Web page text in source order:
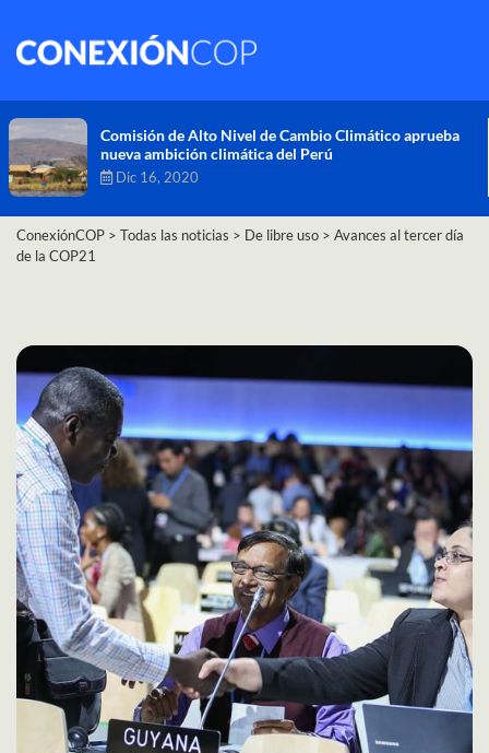
Comisión de Alto Nivel de Cambio Climático aprueba
nueva ambición climática del Perú
Dic 16, 2020
ConexiónCOP > Todas las noticias > De libre uso > Avances al tercer día
de la COP21